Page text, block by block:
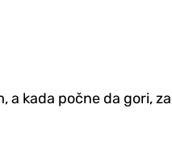
a kada počne da gori,